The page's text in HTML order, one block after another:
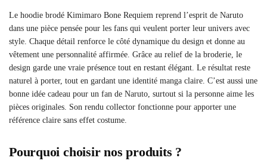
Le hoodie brodé Kimimaro Bone Requiem reprend l’esprit de Naruto
dans une pièce pensée pour les fans qui veulent porter leur univers avec
style. Chaque détail renforce le côté dynamique du design et donne au
vêtement une personnalité affirmée. Grâce au relief de la broderie, le
design garde une vraie présence tout en restant élégant. Le résultat reste
naturel à porter, tout en gardant une identité manga claire. C’est aussi une
bonne idée cadeau pour un fan de Naruto, surtout si la personne aime les
pièces originales. Son rendu collector fonctionne pour apporter une
référence claire sans effet costume.
Pourquoi choisir nos produits ?